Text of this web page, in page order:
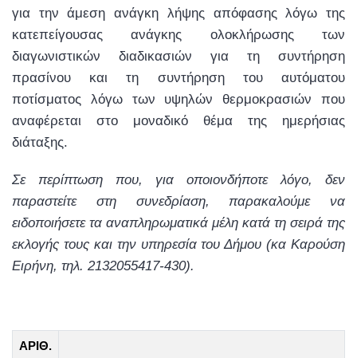
για την άμεση ανάγκη λήψης απόφασης λόγω της
κατεπείγουσας ανάγκης ολοκλήρωσης των
διαγωνιστικών διαδικασιών για τη συντήρηση
πρασίνου και τη συντήρηση του αυτόματου
ποτίσματος λόγω των υψηλών θερμοκρασιών που
αναφέρεται στο μοναδικό θέμα της ημερήσιας
διάταξης.
Σε περίπτωση που, για οποιονδήποτε λόγο, δεν
παραστείτε στη συνεδρίαση, παρακαλούμε να
ειδοποιήσετε τα αναπληρωματικά μέλη κατά τη σειρά της
εκλογής τους και την υπηρεσία του Δήμου (κα Καρούση
Ειρήνη, τηλ. 2132055417-430).
ΑΡΙΘ.